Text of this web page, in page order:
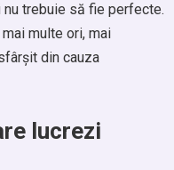
trebuie să fie perfecte.
multe ori, mai
din cauza
lucrezi